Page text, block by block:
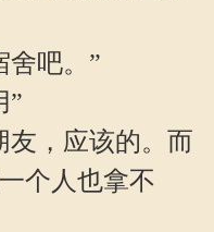
吧。”
”
，应该的。而
个人也拿不